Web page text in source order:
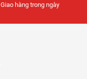
Giao hàng trong ngày